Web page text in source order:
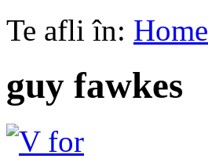
Te afli în: Home
guy fawkes